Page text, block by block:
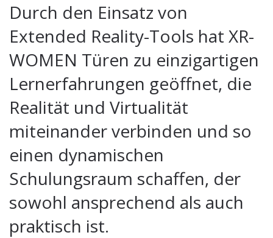
Durch den Einsatz von
Extended Reality-Tools hat XR-
WOMEN Türen zu einzigartigen
Lernerfahrungen geöffnet, die
Realität und Virtualität
miteinander verbinden und so
einen dynamischen
Schulungsraum schaffen, der
sowohl ansprechend als auch
praktisch ist.